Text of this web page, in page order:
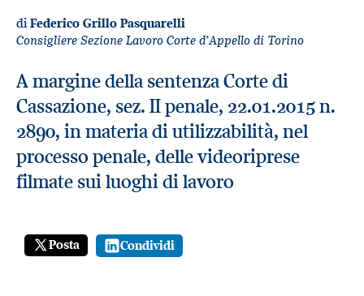
di Federico Grillo Pasquarelli
Consigliere Sezione Lavoro Corte d’Appello di Torino
A margine della sentenza Corte di
Cassazione, sez. II penale, 22.01.2015 n.
2890, in materia di utilizzabilità, nel
processo penale, delle videoriprese
filmate sui luoghi di lavoro
Posta Condividi